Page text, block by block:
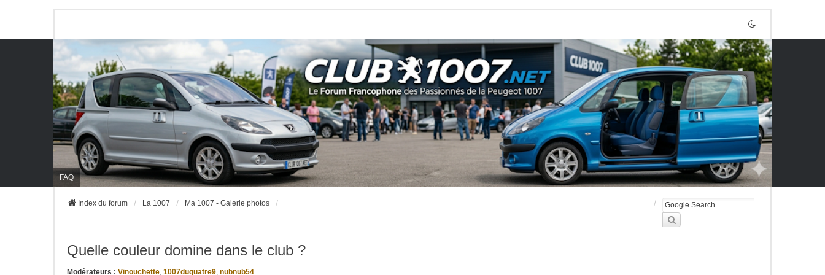
FAQ
Index du forum La 1007 Ma 1007 - Galerie photos
Quelle couleur domine dans le club ?
Modérateurs : Vinouchette, 1007duquatre9, nubnub54